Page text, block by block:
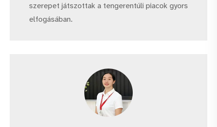
szerepet játszottak a tengerentúli piacok gyors
elfogásában.